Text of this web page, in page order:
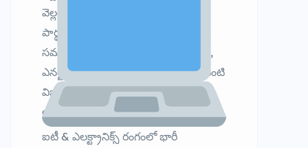
వెల్లడించింది. ఈ వివరాలను కొలుసు
పార్థసారధి మీడియాకు తెలియజేశారు.ఈ
సమావేశంలో ముఖ్యంగా ఐటీ, పరిశ్రమలు,
ఎనర్జీ, టూరిజం, వ్యవసాయం, రెవెన్యూ వంటి
విభాగాలకు సంబంధించిన భారీ ప్రాజెక్టులు
ఆమోదం పొందాయి.
ఐటీ & ఎలక్ట్రానిక్స్ రంగంలో భారీ